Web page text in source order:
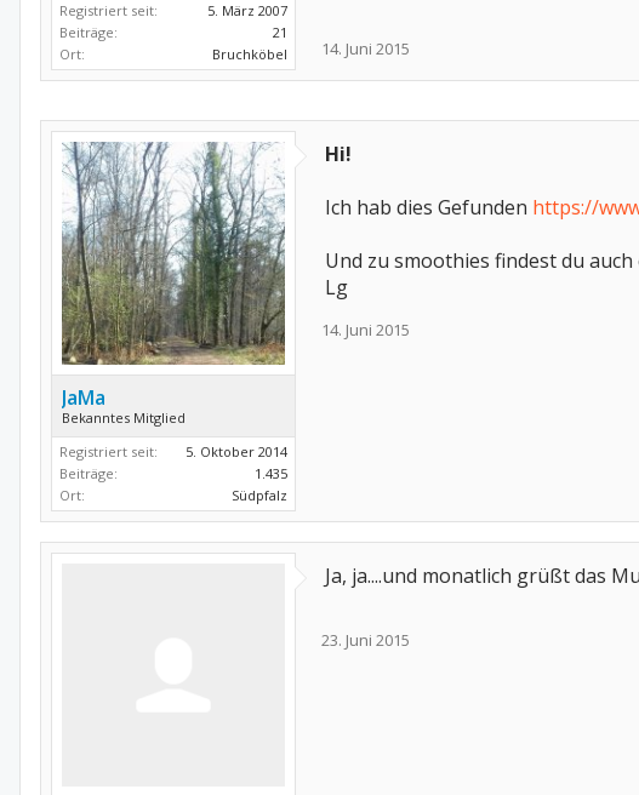
Registriert seit:
5. März 2007
Beiträge:
21
Ort:
Bruchköbel 14. Juni 2015
JaMa
Bekanntes Mitglied
Registriert seit:
5. Oktober 2014
Beiträge:
1.435
Ort:
Südpfalz
Hi!
Ich hab dies Gefunden https://
Und zu smoothies findest du
Lg
14. Juni 2015
Ja, ja....und monatlich grüßt das
23. Juni 2015